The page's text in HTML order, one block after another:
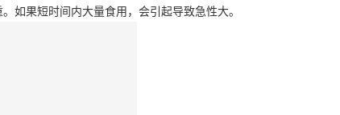
如果短时间内大量食用，会引起导致急性大。